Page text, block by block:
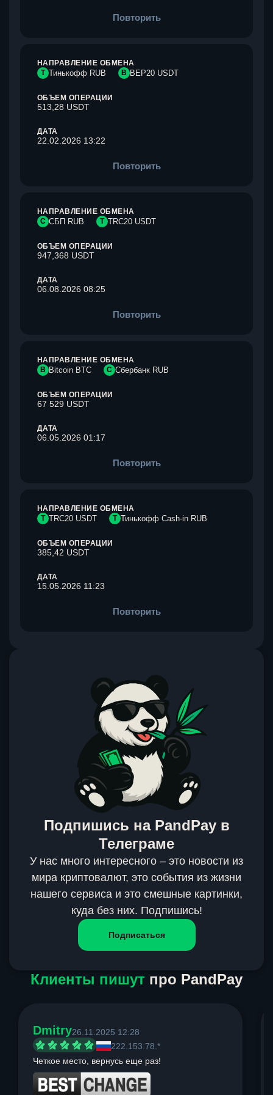
Повторить
НАПРАВЛЕНИЕ ОБМЕНА
Т Тинькофф RUB B BEP20 USDT
ОБЪЕМ ОПЕРАЦИИ
513,28 USDT
ДАТА
22.02.2026 13:22
Повторить
НАПРАВЛЕНИЕ ОБМЕНА
С СБП RUB T TRC20 USDT
ОБЪЕМ ОПЕРАЦИИ
947,368 USDT
ДАТА
06.08.2026 08:25
Повторить
НАПРАВЛЕНИЕ ОБМЕНА
B Bitcoin BTC С Сбербанк RUB
ОБЪЕМ ОПЕРАЦИИ
67 529 USDT
ДАТА
06.05.2026 01:17
Повторить
НАПРАВЛЕНИЕ ОБМЕНА
T TRC20 USDT Т Тинькофф Cash-in RUB
ОБЪЕМ ОПЕРАЦИИ
385,42 USDT
ДАТА
15.05.2026 11:23
Повторить
Подпишись на PandPay в
Телеграме
У нас много интересного – это новости из
мира криптовалют, это события из жизни
нашего сервиса и это смешные картинки,
куда без них. Подпишись!
Подписаться
Клиенты пишут про PandPay
Dmitry26.11.2025 12:28
222.153.78.*
Четкое место, вернусь еще раз!